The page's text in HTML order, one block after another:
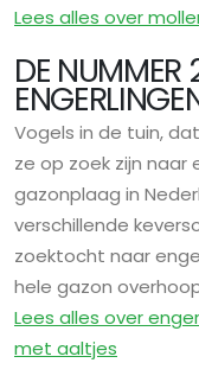
Lees alles over
DE NUMMER
Vogels in de tuin,
ze op zoek zijn naar
gazonplaag in
verschillende
zoektocht naar
hele gazon
Lees alles over
met aaltjes